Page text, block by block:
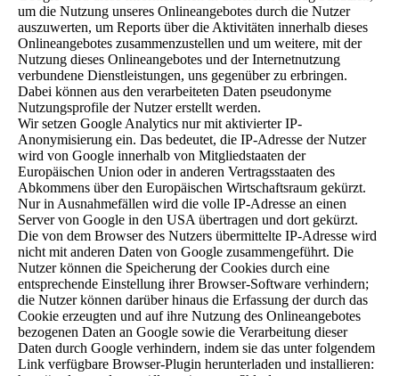
um die Nutzung unseres Onlineangebotes durch die Nutzer
auszuwerten, um Reports über die Aktivitäten innerhalb dieses
Onlineangebotes zusammenzustellen und um weitere, mit der
Nutzung dieses Onlineangebotes und der Internetnutzung
verbundene Dienstleistungen, uns gegenüber zu erbringen.
Dabei können aus den verarbeiteten Daten pseudonyme
Nutzungsprofile der Nutzer erstellt werden.
Wir setzen Google Analytics nur mit aktivierter IP-
Anonymisierung ein. Das bedeutet, die IP-Adresse der Nutzer
wird von Google innerhalb von Mitgliedstaaten der
Europäischen Union oder in anderen Vertragsstaaten des
Abkommens über den Europäischen Wirtschaftsraum gekürzt.
Nur in Ausnahmefällen wird die volle IP-Adresse an einen
Server von Google in den USA übertragen und dort gekürzt.
Die von dem Browser des Nutzers übermittelte IP-Adresse wird
nicht mit anderen Daten von Google zusammengeführt. Die
Nutzer können die Speicherung der Cookies durch eine
entsprechende Einstellung ihrer Browser-Software verhindern;
die Nutzer können darüber hinaus die Erfassung der durch das
Cookie erzeugten und auf ihre Nutzung des Onlineangebotes
bezogenen Daten an Google sowie die Verarbeitung dieser
Daten durch Google verhindern, indem sie das unter folgendem
Link verfügbare Browser-Plugin herunterladen und installieren: